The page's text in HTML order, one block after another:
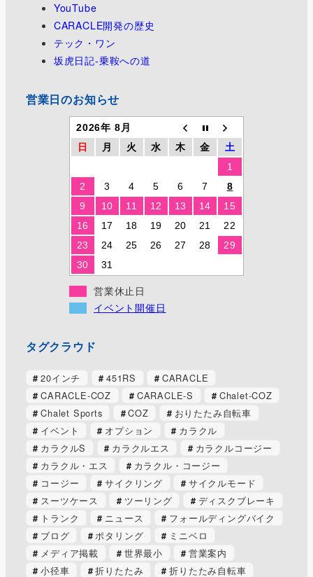
YouTube
CARACLE開発の歴史
テック・ワン
坂虎日記-乗鞍への道
営業日のお知らせ
2026年 8月
日
月 火 水 木 金
土
1
2
3 4 5 6 7
8
9
10 11 12 13 14
15
16
17 18 19 20 21
22
23
24 25 26 27 28
29
30
31
営業休止日
イベント開催日
タグクラウド
20インチ 451RS
CARACLE
CARACLE-COZ
CARACLE-S
Chalet-COZ
Chalet Sports
COZ
おりたたみ自転車
イベント
オプション
カラクル
カラクルS
カラクルエス
カラクルコージー
カラクル・エス
カラクル・コージー
コージー
サイクリング
サイクルモード
スーツケース
ツーリング
ディスクブレーキ
トランク
ニュース
フォールディングバイク
ブログ
ポタリング
ミニベロ
メディア掲載
世界最小
営業案内
小径車
折りたたみ 折りたたみ自転車